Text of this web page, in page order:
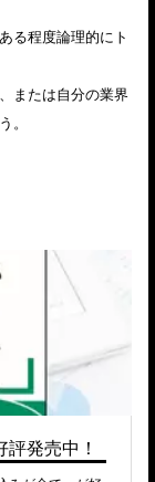
る程度論理的にト
または自分の業界
。
発売中！